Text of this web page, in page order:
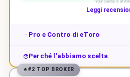
Your capital is at risk.
Leggi
Pro e Contro di eToro
Perché l'abbiamo scelta
#2 TOP BROKER